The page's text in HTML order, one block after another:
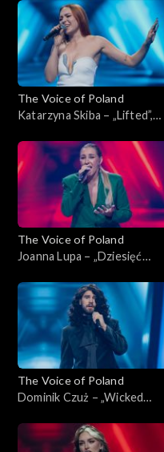
Poland”, Nokaut, 1 listopada
2025
The Voice of Poland
Katarzyna Skiba – „Lifted”,
Nokaut, 1 listopada 2025
The Voice of Poland
Joanna Lupa – „Dziesięć
Poland”, Nokaut, 1 listopada
2025
The Voice of Poland
Dominik Czuż – „Wicked
Nokaut, 1 listopada 2025